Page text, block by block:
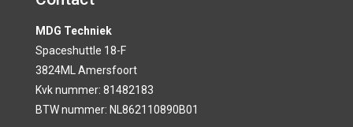
MDG Techniek
Spaceshuttle 18-F
3824ML Amersfoort
Kvk nummer: 81482183
BTW nummer: NL862110890B01